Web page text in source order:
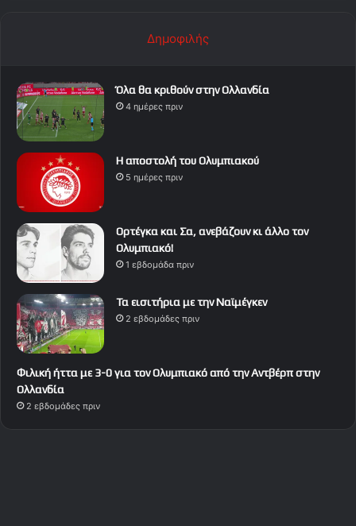
Δημοφιλής
Όλα θα κριθούν στην Ολλανδία
4 ημέρες πριν
Η αποστολή του Ολυμπιακού
5 ημέρες πριν
Ορτέγκα και Σα, ανεβάζουν κι άλλο τον
Ολυμπιακό!
1 εβδομάδα πριν
Τα εισιτήρια με την Ναϊμέγκεν
2 εβδομάδες πριν
Φιλική ήττα με 3-0 για τον Ολυμπιακό από την Αντβέρπ στην
Ολλανδία
2 εβδομάδες πριν